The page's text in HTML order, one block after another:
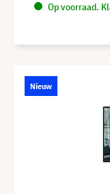
Op voorraad.
Nieuw